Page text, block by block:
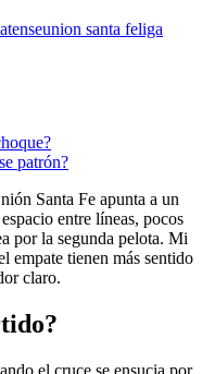
union santa feliga
patrón?
Santa Fe apunta a un
entre líneas, pocos
por la segunda pelota. Mi
empate tienen más sentido
claro.
el cruce se ensucia por